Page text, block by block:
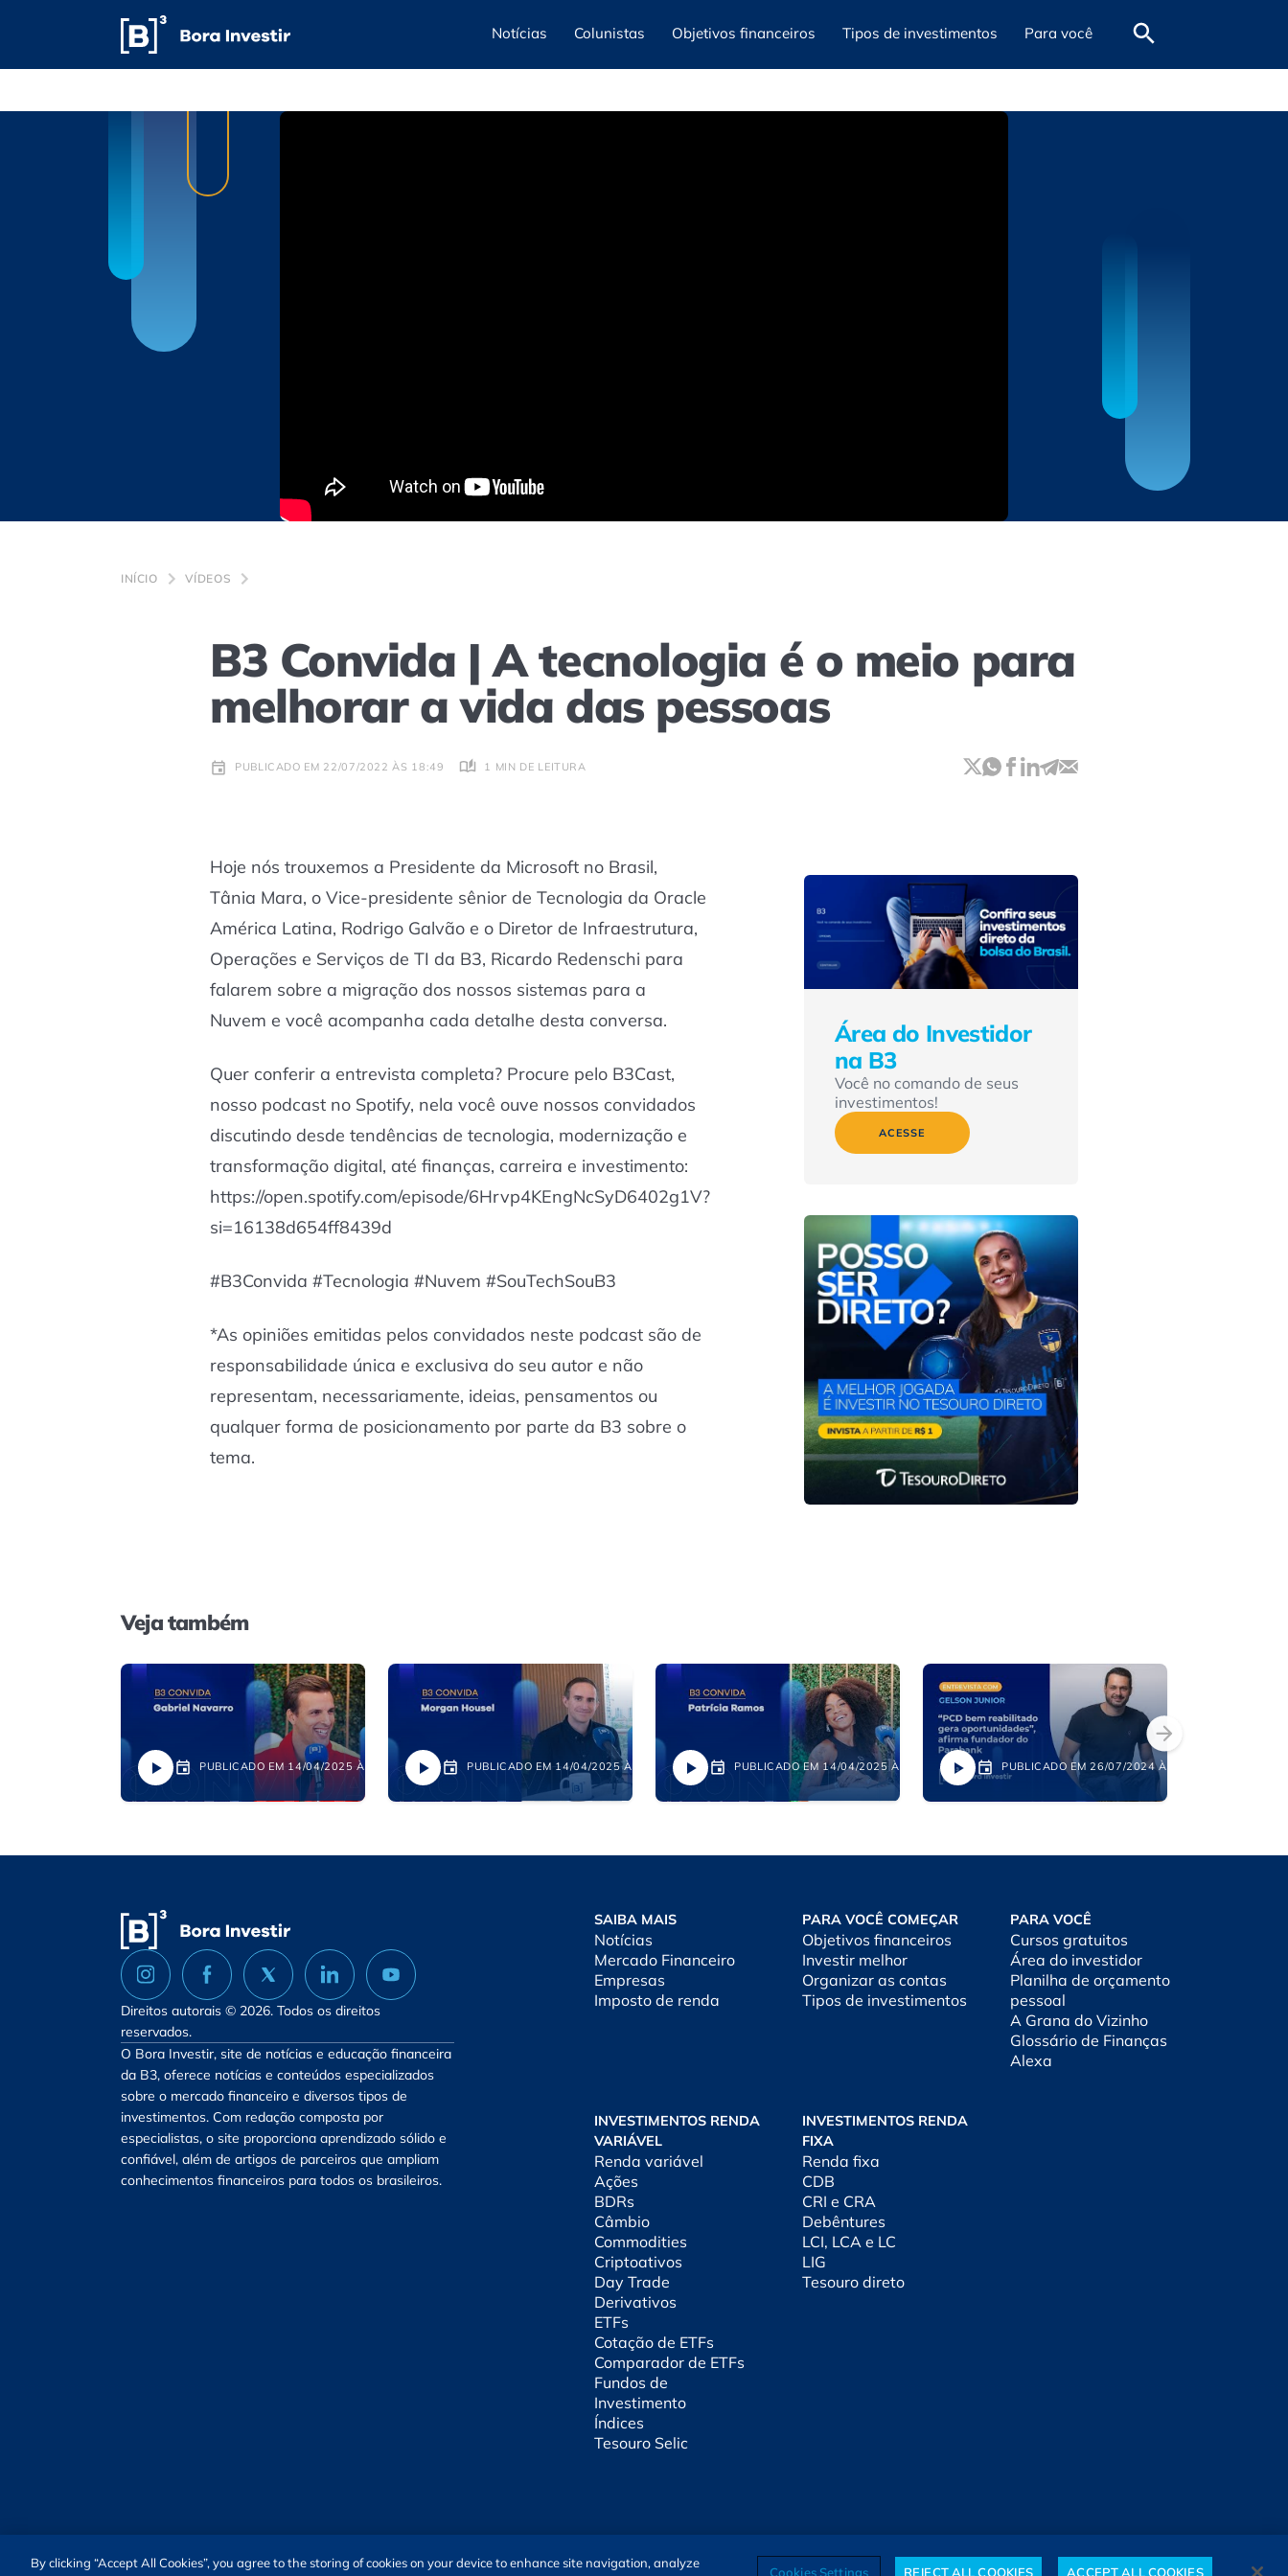
Notícias Colunistas Objetivos financeiros Tipos de investimentos Para você
INÍCIO VÍDEOS
B3 Convida | A tecnologia é o meio para
melhorar a vida das pessoas
PUBLICADO EM 22/07/2022 ÀS 18:49 1 MIN DE LEITURA
Hoje nós trouxemos a Presidente da Microsoft no Brasil,
Tânia Mara, o Vice-presidente sênior de Tecnologia da Oracle
América Latina, Rodrigo Galvão e o Diretor de Infraestrutura,
Operações e Serviços de TI da B3, Ricardo Redenschi para
falarem sobre a migração dos nossos sistemas para a
Nuvem e você acompanha cada detalhe desta conversa.
Quer conferir a entrevista completa? Procure pelo B3Cast,
nosso podcast no Spotify, nela você ouve nossos convidados
discutindo desde tendências de tecnologia, modernização e
transformação digital, até finanças, carreira e investimento:
https://open.spotify.com/episode/6Hrvp4KEngNcSyD6402g1V?
si=16138d654ff8439d
#B3Convida #Tecnologia #Nuvem #SouTechSouB3
*As opiniões emitidas pelos convidados neste podcast são de
responsabilidade única e exclusiva do seu autor e não
representam, necessariamente, ideias, pensamentos ou
qualquer forma de posicionamento por parte da B3 sobre o
tema.
Área do Investidor
na B3
Você no comando de seus
investimentos!
ACESSE
Veja também
PUBLICADO EM 14/04/2025 ÀS 14:28 PUBLICADO EM 14/04/2025 ÀS 14:26 PUBLICADO EM 14/04/2025 ÀS 14:21 PUBLICADO EM 26/07/2024 ÀS 18:53
Direitos autorais © 2026. Todos os direitos
reservados.
O Bora Investir, site de notícias e educação financeira
da B3, oferece notícias e conteúdos especializados
sobre o mercado financeiro e diversos tipos de
investimentos. Com redação composta por
especialistas, o site proporciona aprendizado sólido e
confiável, além de artigos de parceiros que ampliam
conhecimentos financeiros para todos os brasileiros.
SAIBA MAIS
Notícias
Mercado Financeiro
Empresas
Imposto de renda
PARA VOCÊ COMEÇAR
Objetivos financeiros
Investir melhor
Organizar as contas
Tipos de investimentos
PARA VOCÊ
Cursos gratuitos
Área do investidor
Planilha de orçamento
pessoal
A Grana do Vizinho
Glossário de Finanças
Alexa
INVESTIMENTOS RENDA
VARIÁVEL
Renda variável
Ações
BDRs
Câmbio
Commodities
Criptoativos
Day Trade
Derivativos
ETFs
Cotação de ETFs
Comparador de ETFs
Fundos de
Investimento
Índices
Tesouro Selic
INVESTIMENTOS RENDA
FIXA
Renda fixa
CDB
CRI e CRA
Debêntures
LCI, LCA e LC
LIG
Tesouro direto
By clicking “Accept All Cookies”, you agree to the storing of cookies on your device to enhance site navigation, analyze
Cookies Settings REJECT ALL COOKIES ACCEPT ALL COOKIES